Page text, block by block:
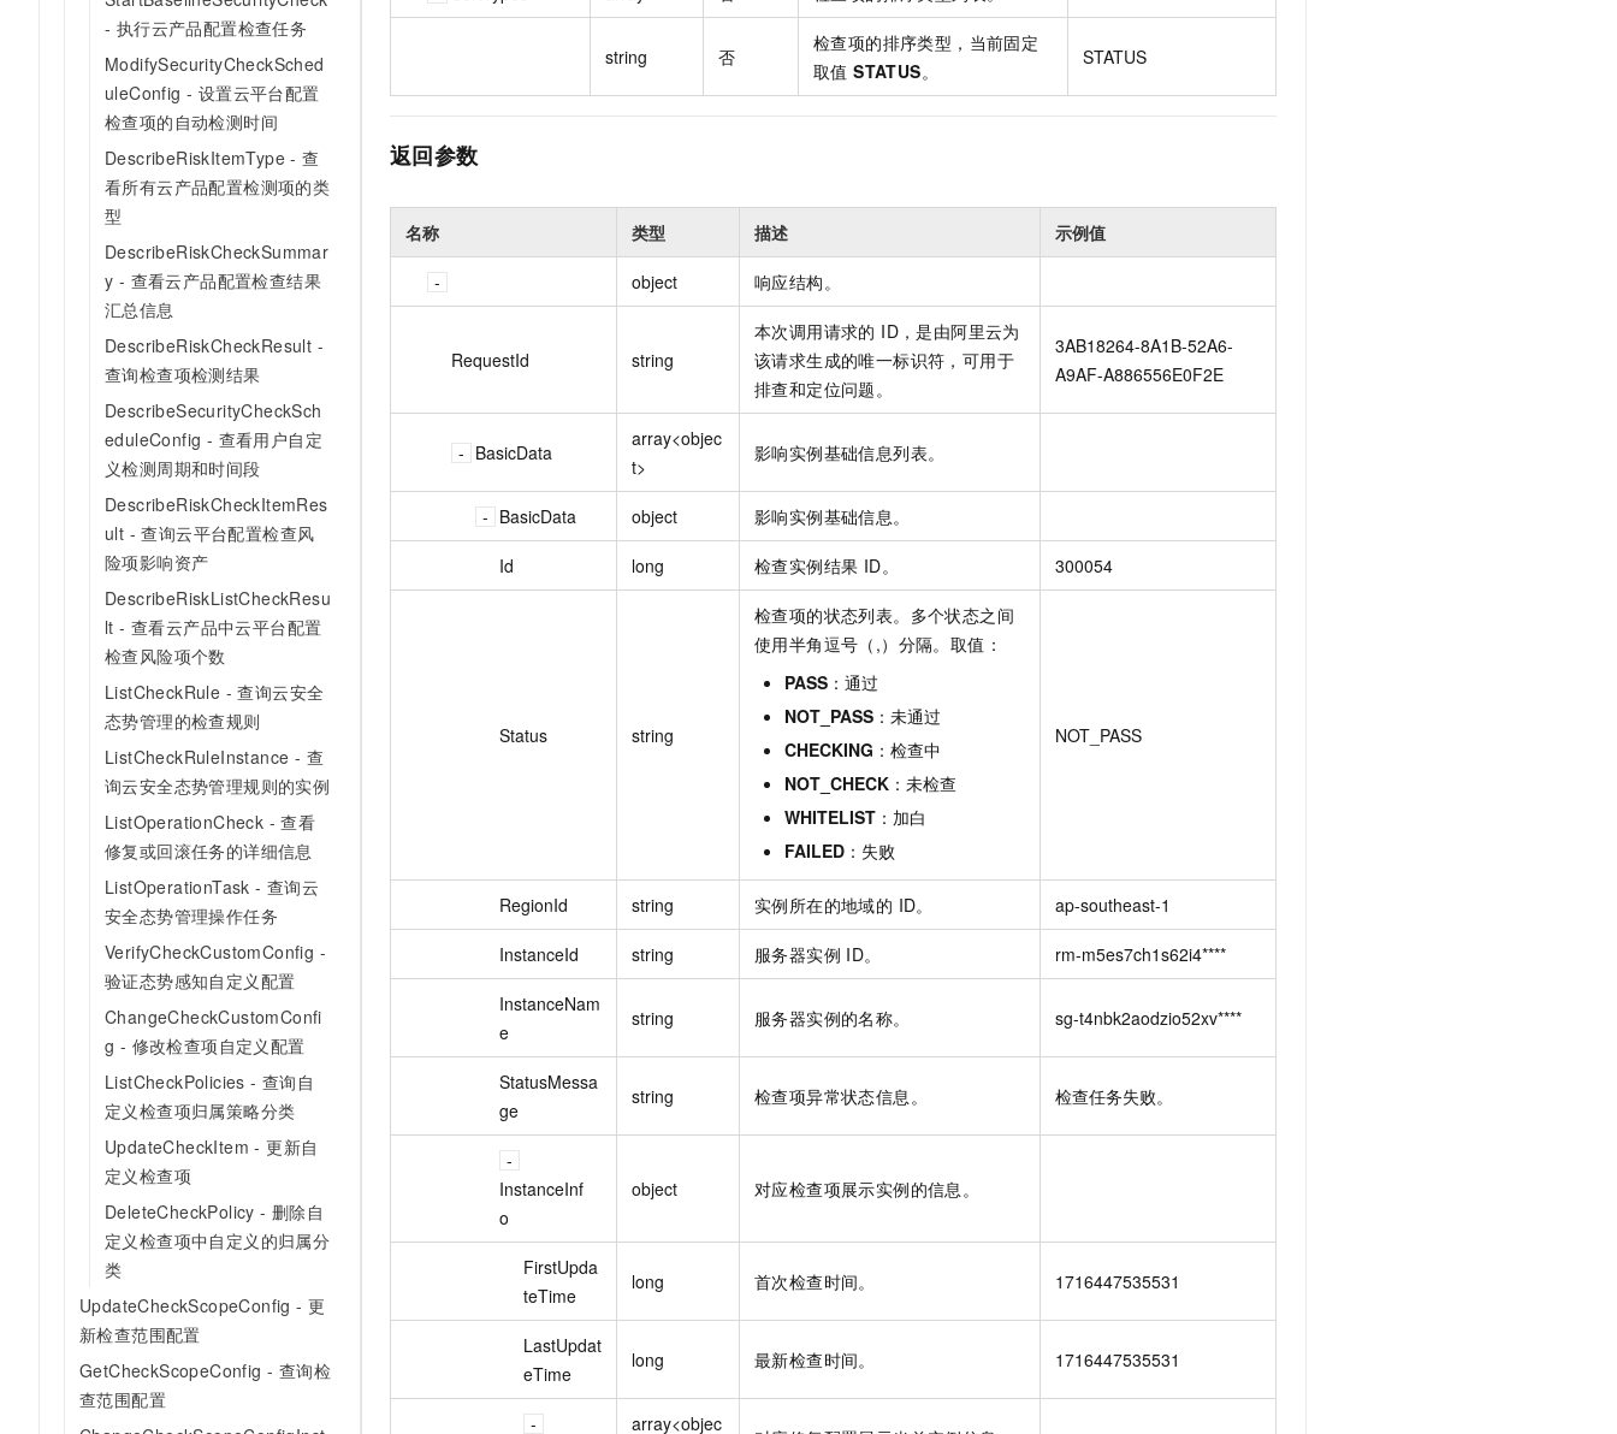
- 执行云产品配置检查任务
ModifySecurityCheckSched
uleConfig - 设置云平台配置
检查项的自动检测时间
DescribeRiskItemType - 查
看所有云产品配置检测项的类
型
DescribeRiskCheckSummar
y - 查看云产品配置检查结果
汇总信息
DescribeRiskCheckResult -
查询检查项检测结果
DescribeSecurityCheckSch
eduleConfig - 查看用户自定
义检测周期和时间段
DescribeRiskCheckItemRes
ult - 查询云平台配置检查风
险项影响资产
DescribeRiskListCheckResu
lt - 查看云产品中云平台配置
检查风险项个数
ListCheckRule - 查询云安全
态势管理的检查规则
ListCheckRuleInstance - 查
询云安全态势管理规则的实例
ListOperationCheck - 查看
修复或回滚任务的详细信息
ListOperationTask - 查询云
安全态势管理操作任务
VerifyCheckCustomConfig -
验证态势感知自定义配置
ChangeCheckCustomConfi
g - 修改检查项自定义配置
ListCheckPolicies - 查询自
定义检查项归属策略分类
UpdateCheckItem - 更新自
定义检查项
DeleteCheckPolicy - 删除自
定义检查项中自定义的归属分
类
UpdateCheckScopeConfig - 更
新检查范围配置
GetCheckScopeConfig - 查询检
查范围配置
string 否
检查项的排序类型，当前固定
取值STATUS。
STATUS
返回参数
名称 类型 描述 示例值
object 响应结构。
RequestId string
本次调用请求的 ID，是由阿里云为
该请求生成的唯一标识符，可用于
排查和定位问题。
3AB18264-8A1B-52A6-
A9AF-A886556E0F2E
BasicData
array<objec
t>
影响实例基础信息列表。
BasicData object 影响实例基础信息。
Id long 检查实例结果 ID。 300054
Status string
检查项的状态列表。多个状态之间
使用半角逗号（,）分隔。取值：
PASS ：通过
NOT_PASS ：未通过
CHECKING ：检查中
NOT_CHECK ：未检查
WHITELIST ：加白
FAILED ：失败
NOT_PASS
RegionId string 实例所在的地域的 ID。 ap-southeast-1
InstanceId string 服务器实例 ID。 rm-m5es7ch1s62i4****
InstanceNam
e
string 服务器实例的名称。 sg-t4nbk2aodzio52xv****
StatusMessa
ge
string 检查项异常状态信息。 检查任务失败。
InstanceInf
o
object 对应检查项展示实例的信息。
FirstUpda
teTime
long 首次检查时间。 1716447535531
LastUpdat
eTime
long 最新检查时间。 1716447535531
array<objec